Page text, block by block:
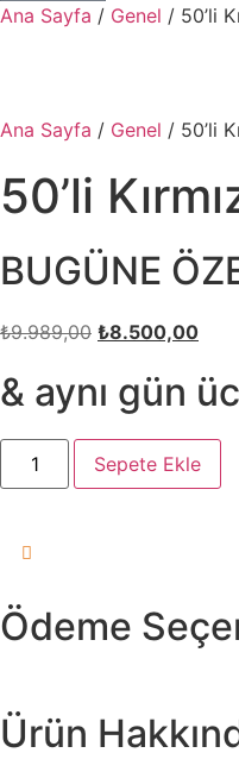
Ana Sayfa / Genel / 50’li
Ana Sayfa / Genel / 50’li
50’li
BUGÜNE
₺9.989,00 Orijinal
₺9.989,00.
₺8.500,00Şu
fiyat:
& aynı gün
50'li
Kırmızı
Gül
Sepete Ekle
Ödeme
Ürün